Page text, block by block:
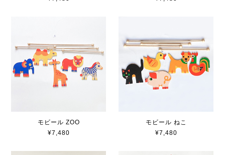
モビール ZOO
¥7,480
モビール ねこ
¥7,480